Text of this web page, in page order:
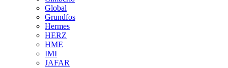
Global
Grundfos
Hermes
HERZ
HME
IMI
JAFAR